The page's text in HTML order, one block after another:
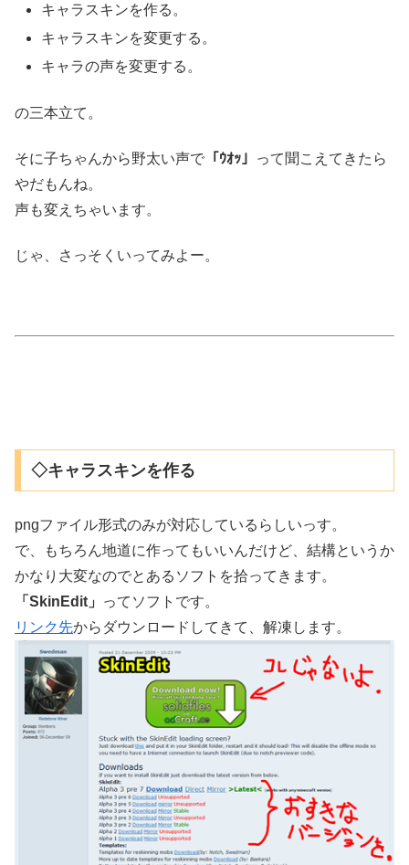
キャラスキンを作る。
キャラスキンを変更する。
キャラの声を変更する。
の三本立て。
そに子ちゃんから野太い声で 「ｳｵｯ」
って聞こえてきたら
やだもんね。
声も変えちゃいます。
じゃ、さっそくいってみよー。
◇キャラスキンを作る
pngファイル形式のみが対応しているらしいっす。
で、もちろん地道に作ってもいいんだけど、結構というか
かなり大変なのでとあるソフトを拾ってきます。
「SkinEdit」
ってソフトです。
リンク先からダウンロードしてきて、解凍します。